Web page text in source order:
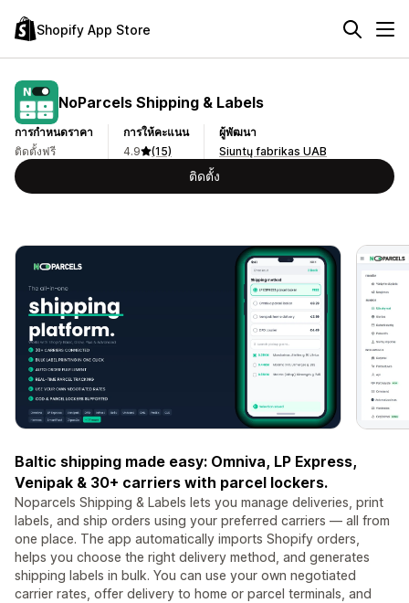
Shopify App Store
NoParcels Shipping & Labels
การกำหนดราคา
ติดตั้งฟรี
การให้คะแนน
4.9
(15)
ผู้พัฒนา
Siuntų fabrikas UAB
ติดตั้ง
Baltic shipping made easy: Omniva, LP Express,
Venipak & 30+ carriers with parcel lockers.
Noparcels Shipping & Labels lets you manage deliveries, print
labels, and ship orders using your preferred carriers — all from
one place. The app automatically imports Shopify orders,
helps you choose the right delivery method, and generates
shipping labels in bulk. You can use your own negotiated
carrier rates, offer delivery to home or parcel terminals, and